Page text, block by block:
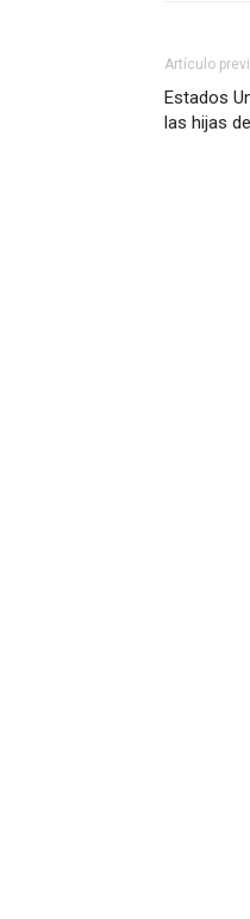
Artículo
Estados
las hijas